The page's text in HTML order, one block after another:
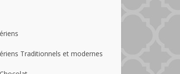
Traditionnels et modernes